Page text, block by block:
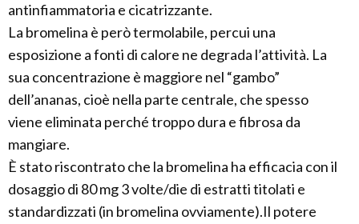
antinfiammatoria e cicatrizzante.
La bromelina è però termolabile, percui una
esposizione a fonti di calore ne degrada l’attività. La
sua concentrazione è maggiore nel “gambo”
dell’ananas, cioè nella parte centrale, che spesso
viene eliminata perché troppo dura e fibrosa da
mangiare.
È stato riscontrato che la bromelina ha efficacia con il
dosaggio di 80 mg 3 volte/die di estratti titolati e
standardizzati (in bromelina ovviamente).Il potere